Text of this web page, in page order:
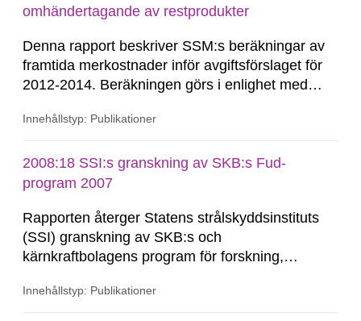
to the IAEA for an IRRS in Sweden. The time...
omhändertagande av restprodukter
Denna rapport beskriver SSM:s beräkningar av
framtida merkostnader inför avgiftsförslaget för
2012-2014. Beräkningen görs i enlighet med
merkostnader fram till dess att restprodukterna
förvarade. Enligt nuvarande beräkningar antas
detta ske 2069. Uppskattningen...
Innehållstyp: Publikationer
2008:18 SSI:s granskning av SKB:s Fud-
program 2007
Rapporten återger Statens strålskyddsinstituts
(SSI) granskning av SKB:s och
kärnkraftbolagens program för forskning,
2007. Rapporten utgör SSI:s remissvar till SKI i
Innehållstyp: Publikationer